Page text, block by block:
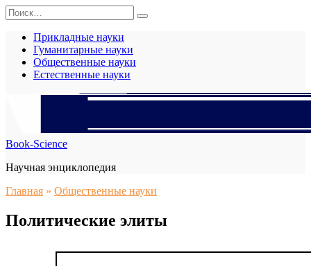
Перейти
к
содержанию
Search
for:
Прикладные науки
Гуманитарные науки
Общественные науки
Естественные науки
Book-Science
Научная энциклопедия
Главная » Общественные науки
Политические элиты